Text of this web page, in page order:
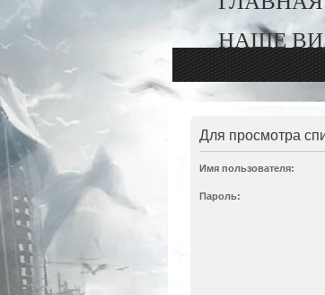
НАШЕ
Для просмотра
Имя пользователя:
Пароль: